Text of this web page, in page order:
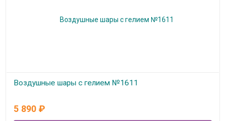
Воздушные шары с гелием №1611
5 890 ₽